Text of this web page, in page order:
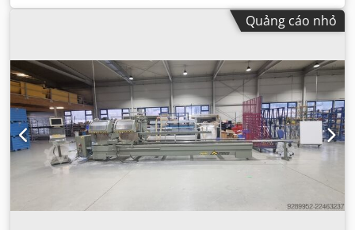
Quảng cáo nhỏ